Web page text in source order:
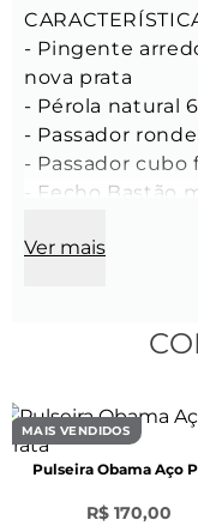
- Pingente
nova prata
- Pérola natural
- Passador
- Passador cubo
- Fecho Bastão
- Fio comum cor
Composição:
-Feita
*Por ser uma
sofrer variação.
Ver mais
MAIS VENDIDOS
Pulseira Obama Aço
R$ 170,00